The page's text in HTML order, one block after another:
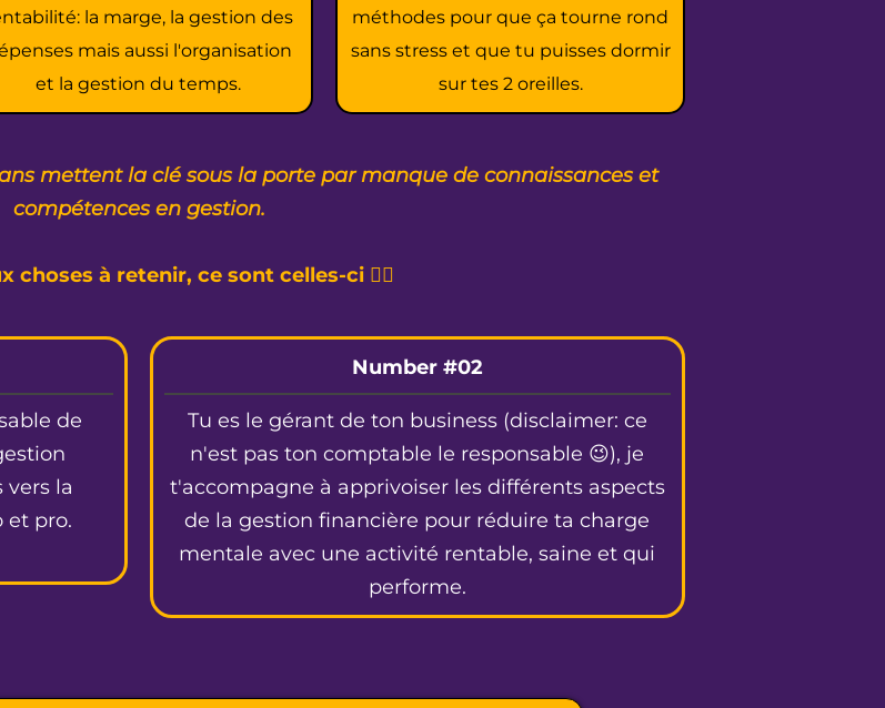
la marge, la gestion des
mais aussi l'organisation
et la gestion du temps.
méthodes pour que ça tourne rond
sans stress et que tu puisses dormir
sur tes 2 oreilles.
mettent la clé sous la porte par manque de connaissances et
compétences en gestion.
choses à retenir, ce sont celles-ci 👇🏻
de
la
et pro.
Number ️#02
Tu es le gérant de ton business (disclaimer: ce
n'est pas ton comptable le responsable 😉), je
t'accompagne à apprivoiser les différents aspects
de la gestion financière pour réduire ta charge
mentale avec une activité rentable, saine et qui
performe.